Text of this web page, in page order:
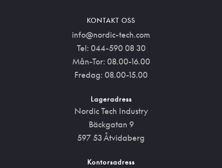
KONTAKT OSS
info@nordic-tech.com
Tel: 044-590 08 30
Mån-Tor: 08.00-16.00
Fredag: 08.00-15.00
Lageradress
Nordic Tech Industry
Bäckgatan 9
597 53 Åtvidaberg
Kontorsadress